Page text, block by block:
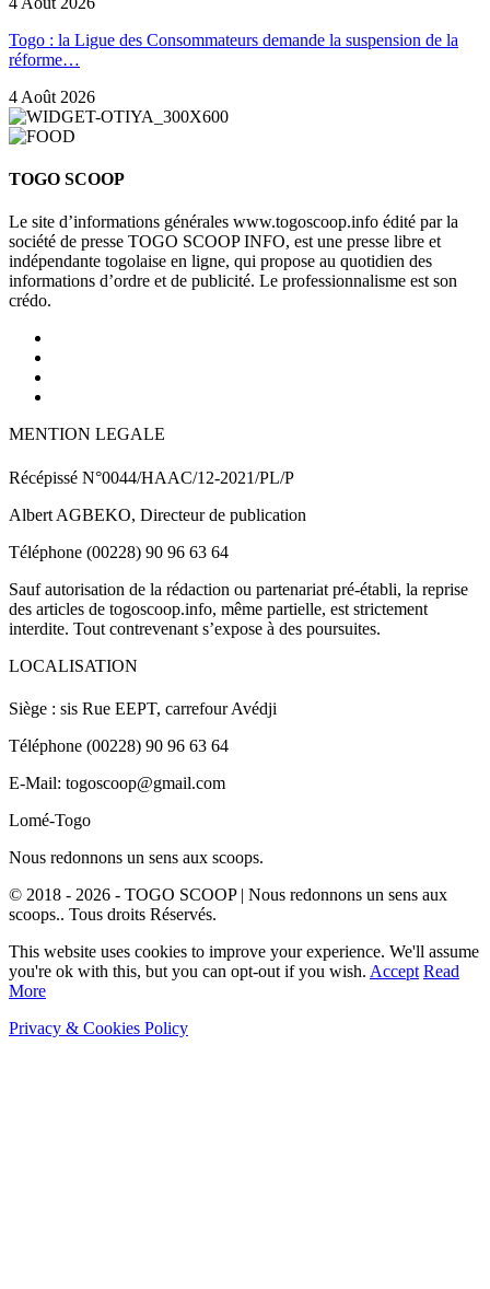
Togo : la Ligue des Consommateurs demande la suspension de la
réforme…
4 Août 2026
TOGO SCOOP
Le site d’informations générales www.togoscoop.info édité par la
société de presse TOGO SCOOP INFO, est une presse libre et
indépendante togolaise en ligne, qui propose au quotidien des
informations d’ordre et de publicité. Le professionnalisme est son
crédo.
MENTION LEGALE
Récépissé N°0044/HAAC/12-2021/PL/P
Albert AGBEKO, Directeur de publication
Téléphone (00228) 90 96 63 64
Sauf autorisation de la rédaction ou partenariat pré-établi, la reprise
des articles de togoscoop.info, même partielle, est strictement
interdite. Tout contrevenant s’expose à des poursuites.
LOCALISATION
Siège : sis Rue EEPT, carrefour Avédji
Téléphone (00228) 90 96 63 64
E-Mail: togoscoop@gmail.com
Lomé-Togo
Nous redonnons un sens aux scoops.
© 2018 - 2026 - TOGO SCOOP | Nous redonnons un sens aux
scoops.. Tous droits Réservés.
This website uses cookies to improve your experience. We'll assume
you're ok with this, but you can opt-out if you wish. Accept Read
More
Privacy & Cookies Policy